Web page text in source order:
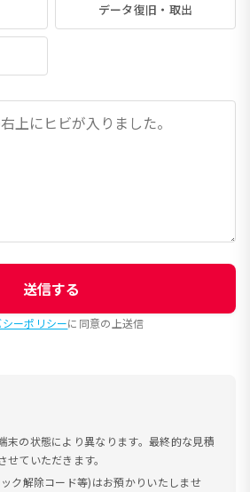
データ復旧・取出
送信する
ーポリシーに同意の上送信
末の状態により異なります。最終的な見積
ていただきます。
ク解除コード等)はお預かりいたしませ